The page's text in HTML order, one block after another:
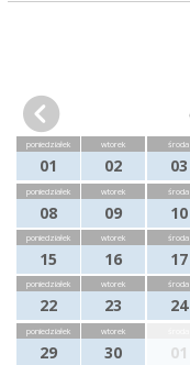
poniedziałek
01
wtorek
02
środa
03
poniedziałek
08
wtorek
09
środa
10
poniedziałek
15
wtorek
16
środa
17
poniedziałek
22
wtorek
23
środa
24
poniedziałek
29
wtorek
30 01